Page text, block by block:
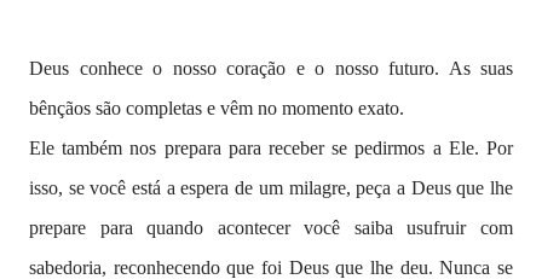
Deus conhece o nosso coração e o nosso futuro. As suas
bênçãos são completas e vêm no momento exato.
Ele também nos prepara para receber se pedirmos a Ele. Por
isso, se você está a espera de um milagre, peça a Deus que lhe
prepare para quando acontecer você saiba usufruir com
sabedoria, reconhecendo que foi Deus que lhe deu. Nunca se